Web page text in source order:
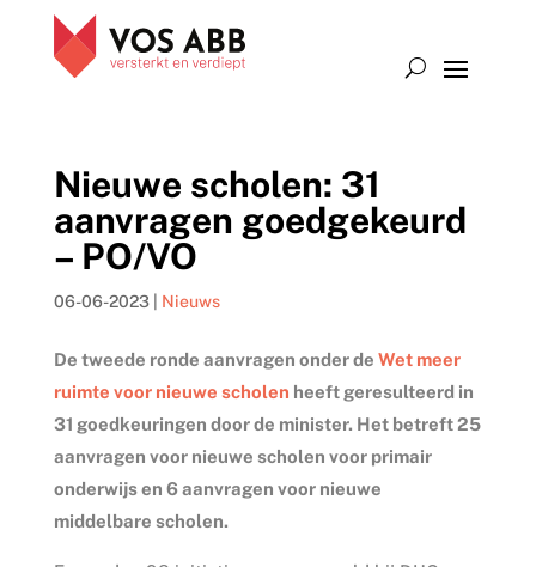
Nieuwe scholen: 31
aanvragen goedgekeurd
– PO/VO
06-06-2023| Nieuws
De tweede ronde aanvragen onder de Wet meer
ruimte voor nieuwe scholen heeft geresulteerd in
31 goedkeuringen door de minister. Het betreft 25
aanvragen voor nieuwe scholen voor primair
onderwijs en 6 aanvragen voor nieuwe
middelbare scholen.